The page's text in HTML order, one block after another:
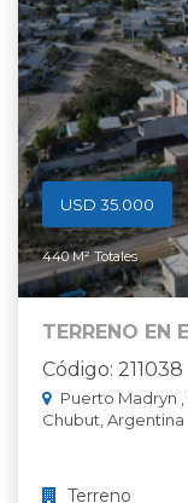
USD 35.000
440 M² Totales
TERRENO EN
Código: 211038
Puerto Madryn ,
Chubut, Argentina
Terreno